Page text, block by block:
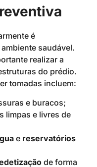
é
saudável.
realizar a
do prédio.
tomadas incluem:
e buracos;
limpas e livres de
e reservatórios
de forma